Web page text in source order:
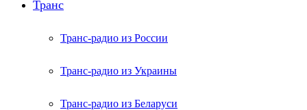
Транс
Транс-радио из России
Транс-радио из Украины
Транс-радио из Беларуси